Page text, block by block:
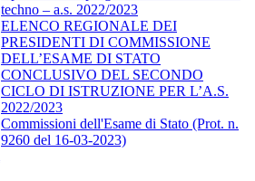
techno – a.s. 2022/2023
ELENCO REGIONALE DEI
PRESIDENTI DI COMMISSIONE
DELL’ESAME DI STATO
CONCLUSIVO DEL SECONDO
CICLO DI ISTRUZIONE PER L’A.S.
2022/2023
Commissioni dell'Esame di Stato (Prot. n.
9260 del 16-03-2023)